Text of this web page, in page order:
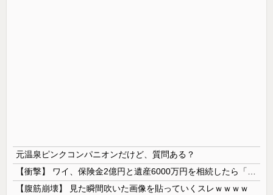
元温泉ピンクコンパニオンだけど、質問ある？
【腹筋崩壊】 見た瞬間吹いた画像を貼っていくスレｗｗｗｗ